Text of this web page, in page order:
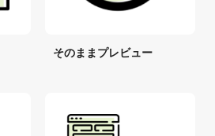
そのままプレビュー